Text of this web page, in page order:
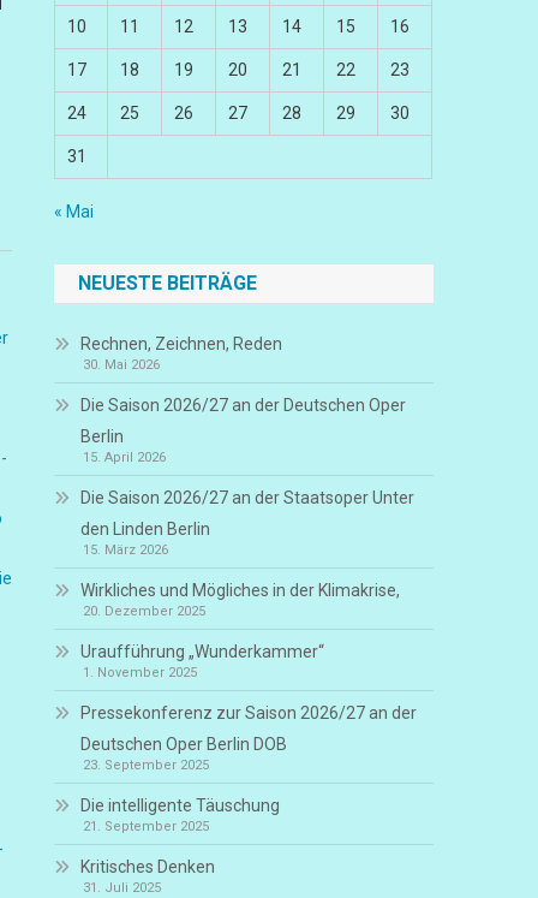
10 11 12 13 14 15 16
17 18 19 20 21 22 23
24 25 26 27 28 29 30
31
« Mai
NEUESTE BEITRÄGE
Rechnen, Zeichnen, Reden
30. Mai 2026
Die Saison 2026/27 an der Deutschen Oper
Berlin
15. April 2026
Die Saison 2026/27 an der Staatsoper Unter
den Linden Berlin
15. März 2026
Wirkliches und Mögliches in der Klimakrise,
20. Dezember 2025
Uraufführung „Wunderkammer“
1. November 2025
Pressekonferenz zur Saison 2026/27 an der
Deutschen Oper Berlin DOB
23. September 2025
Die intelligente Täuschung
21. September 2025
Kritisches Denken
31. Juli 2025